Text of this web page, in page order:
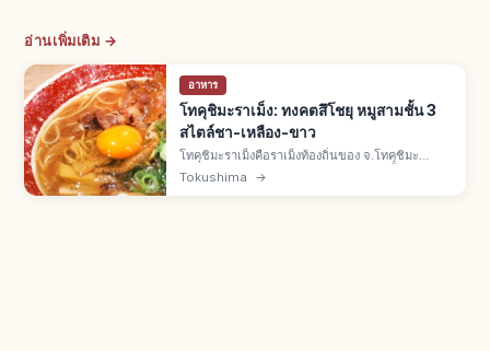
อ่านเพิ่มเติม →
อาหาร
โทคุชิมะราเม็ง: ทงคตสึโชยุ หมูสามชั้น 3
สไตล์ชา-เหลือง-ขาว
โทคุชิมะราเม็งคือราเม็งท้องถิ่นของ จ.โทคุชิมะ
ภูมิภาคชิโกกุ ซุปทงคตสึโชยุเข้ม หมูสามชั้นรสหวาน
Tokushima →